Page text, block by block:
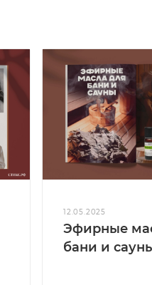
12.05.2025
Эфирные
бани и